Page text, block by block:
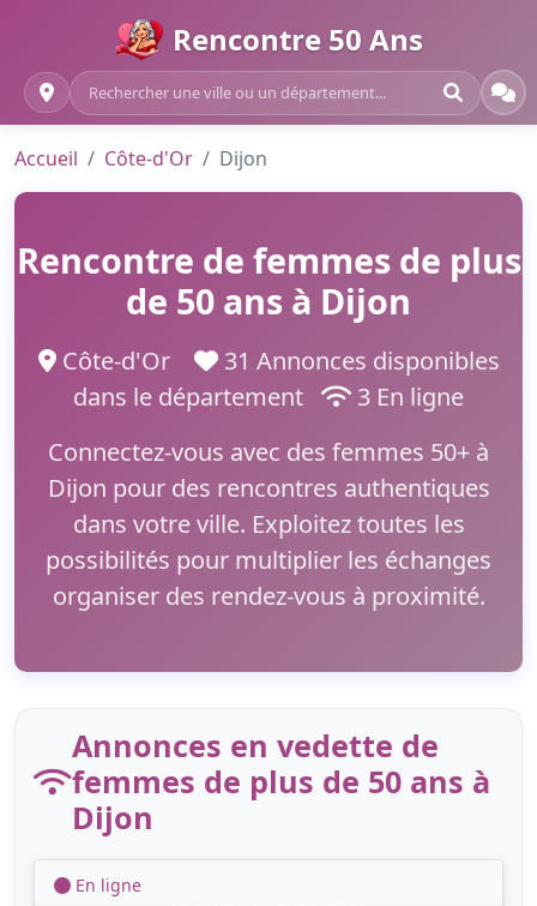
Rencontre 50 Ans
Accueil Côte-d'Or Dijon
Rencontre de femmes de plus
de 50 ans à Dijon
Côte-d'Or
31 Annonces disponibles
dans le département
3 En ligne
Connectez-vous avec des femmes 50+ à
Dijon pour des rencontres authentiques
dans votre ville. Exploitez toutes les
possibilités pour multiplier les échanges
organiser des rendez-vous à proximité.
Annonces en vedette de
femmes de plus de 50 ans à
Dijon
En ligne